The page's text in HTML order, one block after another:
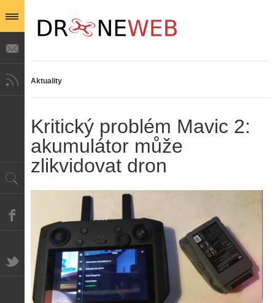
Aktuality
Kritický problém Mavic 2:
akumulátor může
zlikvidovat dron